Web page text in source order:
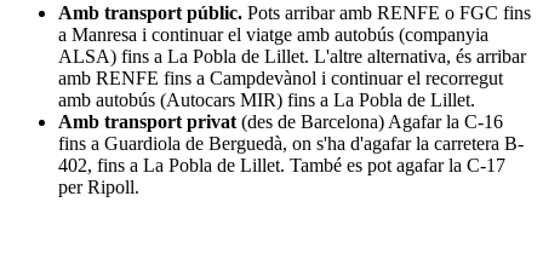
Amb transport públic. Pots arribar amb RENFE o FGC fins
a Manresa i continuar el viatge amb autobús (companyia
ALSA) fins a La Pobla de Lillet. L'altre alternativa, és arribar
amb RENFE fins a Campdevànol i continuar el recorregut
amb autobús (Autocars MIR) fins a La Pobla de Lillet.
Amb transport privat (des de Barcelona) Agafar la C-16
fins a Guardiola de Berguedà, on s'ha d'agafar la carretera B-
402, fins a La Pobla de Lillet. També es pot agafar la C-17
per Ripoll.